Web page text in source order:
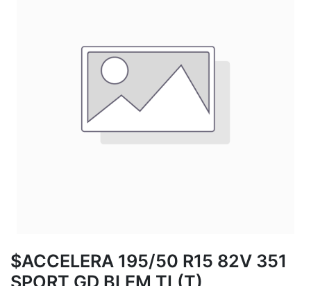
$ACCELERA 195/50 R15 82V 351
SPORT GD BLEM TL(T)